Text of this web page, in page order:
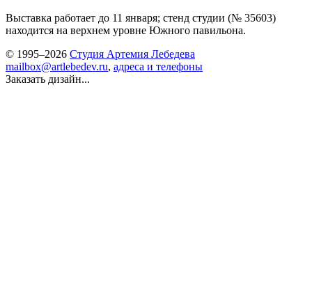
Выставка работает до 11 января; стенд студии (№ 35603)
находится на верхнем уровне Южного павильона.
© 1995–2026 Студия Артемия Лебедева
mailbox@artlebedev.ru, адреса и телефоны
Заказать дизайн...